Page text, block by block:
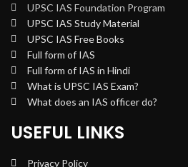
UPSC IAS Foundation Program
UPSC IAS Study Material
UPSC IAS Free Books
Full form of IAS
Full form of IAS in Hindi
What is UPSC IAS Exam?
What does an IAS officer do?
USEFUL LINKS
Privacy Policy